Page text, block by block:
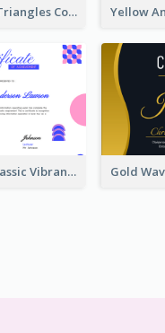
Pink And Blue Triangles Confetti Celebration Certificate
Vintage And Classic Vibrant Certificate Design Ideas